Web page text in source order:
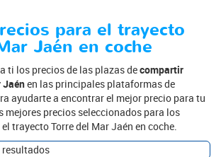
para el trayecto
Jaén en coche
ti los precios de las plazas decompartir
Jaénen las principales plataformas de
ayudarte a encontrar el mejor precio para tu
mejores precios seleccionados para los
trayecto Torre del Mar Jaén en coche.
resultados